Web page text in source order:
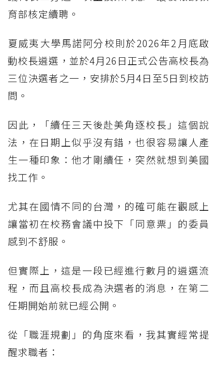
育部核定續聘。
夏威夷大學馬諾阿分校則於2026年2月底啟
動校長遴選，並於4月26日正式公告高校長為
三位決選者之一，安排於5月4日至5日到校訪
問。
因此，「續任三天後赴美角逐校長」這個說
法，在日期上似乎沒有錯，也很容易讓人產
生一種印象：他才剛續任，突然就想到美國
找工作。
尤其在國情不同的台灣，的確可能在觀感上
讓當初在校務會議中投下「同意票」的委員
感到不舒服。
但實際上，這是一段已經進行數月的遴選流
程，而且高校長成為決選者的消息，在第二
任期開始前就已經公開。
從「職涯規劃」的角度來看，我其實經常提
醒求職者：